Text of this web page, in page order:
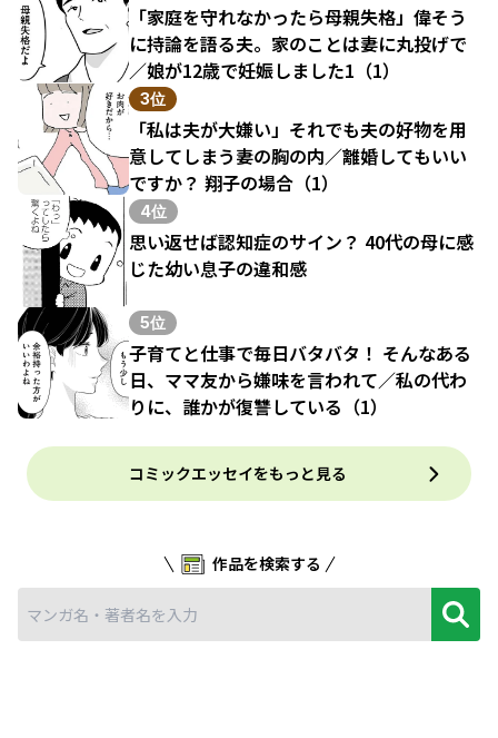
「家庭を守れなかったら母親失格」偉そう
に持論を語る夫。家のことは妻に丸投げで
／娘が12歳で妊娠しました1（1）
3位
「私は夫が大嫌い」それでも夫の好物を用
意してしまう妻の胸の内／離婚してもいい
ですか？ 翔子の場合（1）
4位
思い返せば認知症のサイン？ 40代の母に感
じた幼い息子の違和感
5位
子育てと仕事で毎日バタバタ！ そんなある
日、ママ友から嫌味を言われて／私の代わ
りに、誰かが復讐している（1）
コミックエッセイをもっと見る
作品を検索する